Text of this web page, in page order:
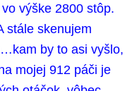
výške 2800 stôp.
stále skenujem
by to asi vyšlo,
mojej 912 páči je